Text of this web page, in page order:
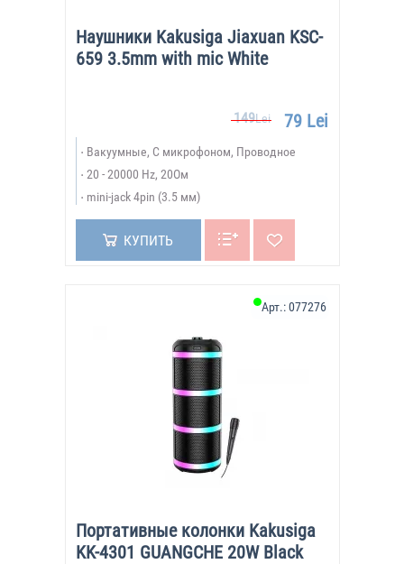
Наушники Kakusiga Jiaxuan KSC-
659 3.5mm with mic White
149Lei 79 Lei
Вакуумные, С микрофоном, Проводное
20 - 20000 Hz, 20Ом
mini-jack 4pin (3.5 мм)
КУПИТЬ
Портативные колонки Kakusiga
KK-4301 GUANGCHE 20W Black
Арт.:077276